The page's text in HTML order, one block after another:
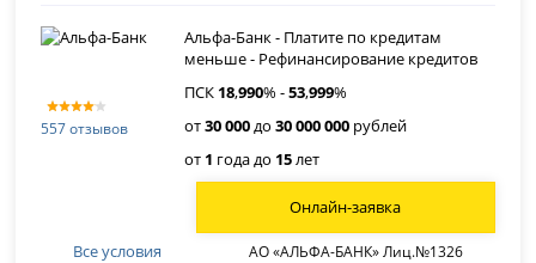
557 отзывов
Альфа-Банк - Платите по кредитам
меньше - Рефинансирование кредитов
ПСК 18,990% -53,999%
от30 000до30 000 000 рублей
от 1 года до 15лет
Все условия АО «АЛЬФА-БАНК» Лиц.№1326
Онлайн-заявка